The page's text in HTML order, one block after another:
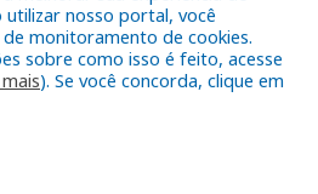
a Câmara Municipal de Breves
o Webmail
nosso portal, você
monitoramento de cookies.
sobre como isso é feito, acesse
). Se você concorda, clique em